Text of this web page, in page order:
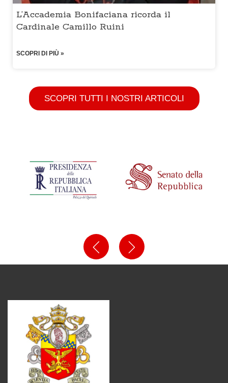
L’Accademia Bonifaciana ricorda il
Cardinale Camillo Ruini
SCOPRI DI PIÙ »
SCOPRI TUTTI I NOSTRI ARTICOLI